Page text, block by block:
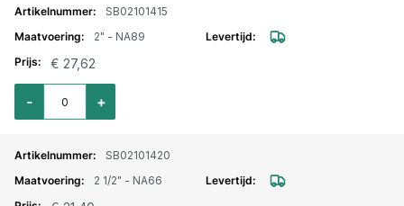
SB02101415
2" - NA89
€ 27,62
Aantal voor Storz lm. aansluitstuk binnendraad 2" - NA89
+
-
SB02101420
2 1/2" - NA66